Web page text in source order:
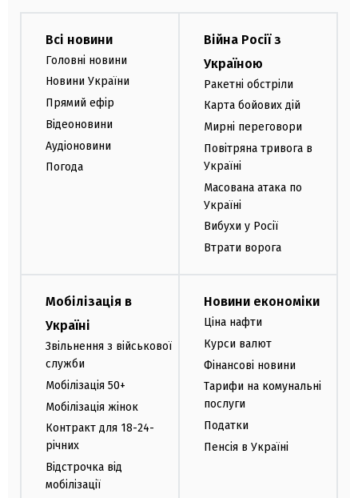
Всі новини
Головні новини
Новини України
Прямий ефір
Відеоновини
Аудіоновини
Погода
Війна Росії з
Україною
Ракетні обстріли
Карта бойових дій
Мирні переговори
Повітряна тривога в
Україні
Масована атака по
Україні
Вибухи у Росії
Втрати ворога
Мобілізація в
Україні
Звільнення з військової
служби
Мобілізація 50+
Мобілізація жінок
Контракт для 18-24-
річних
Відстрочка від
мобілізації
Новини економіки
Ціна нафти
Курси валют
Фінансові новини
Тарифи на комунальні
послуги
Податки
Пенсія в Україні